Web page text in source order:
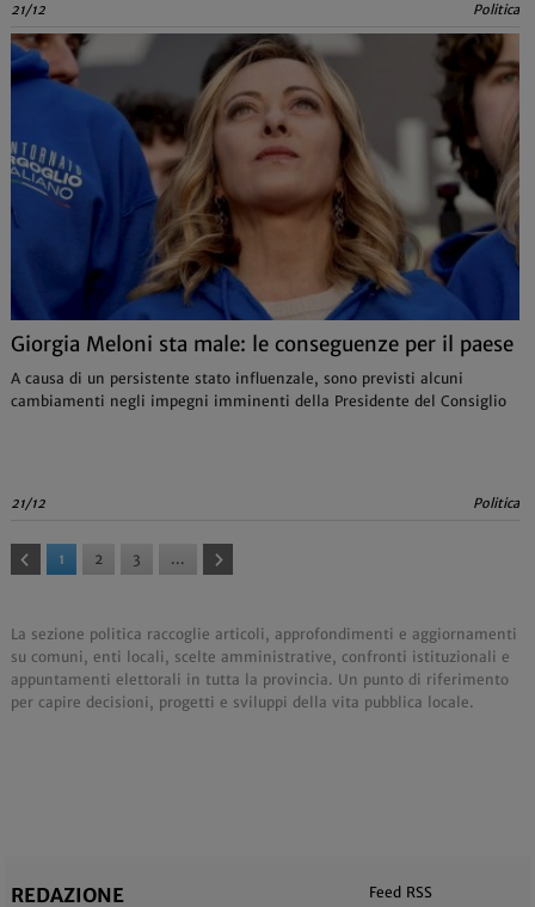
21/12 Politica
Giorgia Meloni sta male: le conseguenze per il paese
A causa di un persistente stato influenzale, sono previsti alcuni
cambiamenti negli impegni imminenti della Presidente del Consiglio
21/12 Politica
1 2 3 ...
La sezione politica raccoglie articoli, approfondimenti e aggiornamenti
su comuni, enti locali, scelte amministrative, confronti istituzionali e
appuntamenti elettorali in tutta la provincia. Un punto di riferimento
per capire decisioni, progetti e sviluppi della vita pubblica locale.
REDAZIONE Feed RSS